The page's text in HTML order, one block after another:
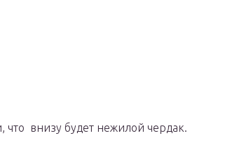
внизу будет нежилой чердак.